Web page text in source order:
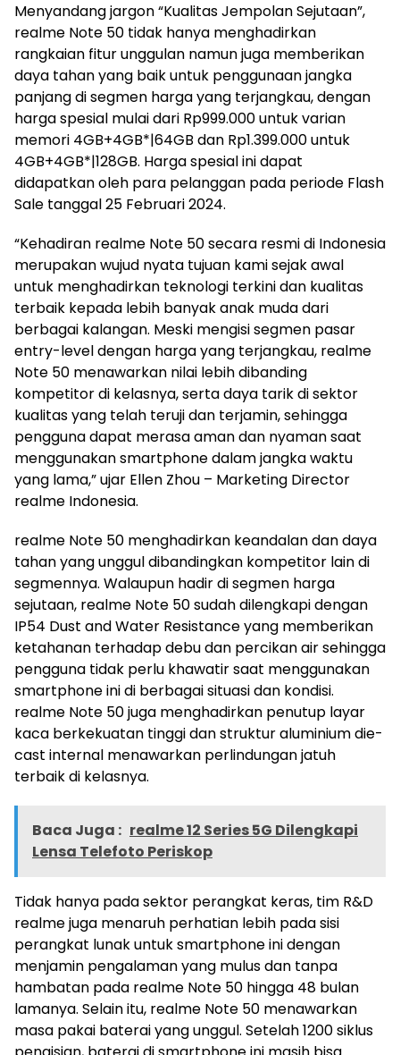
Menyandang jargon “Kualitas Jempolan Sejutaan”,
realme Note 50 tidak hanya menghadirkan
rangkaian fitur unggulan namun juga memberikan
daya tahan yang baik untuk penggunaan jangka
panjang di segmen harga yang terjangkau, dengan
harga spesial mulai dari Rp999.000 untuk varian
memori 4GB+4GB*|64GB dan Rp1.399.000 untuk
4GB+4GB*|128GB. Harga spesial ini dapat
didapatkan oleh para pelanggan pada periode Flash
Sale tanggal 25 Februari 2024.
“Kehadiran realme Note 50 secara resmi di Indonesia
merupakan wujud nyata tujuan kami sejak awal
untuk menghadirkan teknologi terkini dan kualitas
terbaik kepada lebih banyak anak muda dari
berbagai kalangan. Meski mengisi segmen pasar
entry-level dengan harga yang terjangkau, realme
Note 50 menawarkan nilai lebih dibanding
kompetitor di kelasnya, serta daya tarik di sektor
kualitas yang telah teruji dan terjamin, sehingga
pengguna dapat merasa aman dan nyaman saat
menggunakan smartphone dalam jangka waktu
yang lama,” ujar Ellen Zhou – Marketing Director
realme Indonesia.
realme Note 50 menghadirkan keandalan dan daya
tahan yang unggul dibandingkan kompetitor lain di
segmennya. Walaupun hadir di segmen harga
sejutaan, realme Note 50 sudah dilengkapi dengan
IP54 Dust and Water Resistance yang memberikan
ketahanan terhadap debu dan percikan air sehingga
pengguna tidak perlu khawatir saat menggunakan
smartphone ini di berbagai situasi dan kondisi.
realme Note 50 juga menghadirkan penutup layar
kaca berkekuatan tinggi dan struktur aluminium die-
cast internal menawarkan perlindungan jatuh
terbaik di kelasnya.
Baca Juga : realme 12 Series 5G Dilengkapi
Lensa Telefoto Periskop
Tidak hanya pada sektor perangkat keras, tim R&D
realme juga menaruh perhatian lebih pada sisi
perangkat lunak untuk smartphone ini dengan
menjamin pengalaman yang mulus dan tanpa
hambatan pada realme Note 50 hingga 48 bulan
lamanya. Selain itu, realme Note 50 menawarkan
masa pakai baterai yang unggul. Setelah 1200 siklus